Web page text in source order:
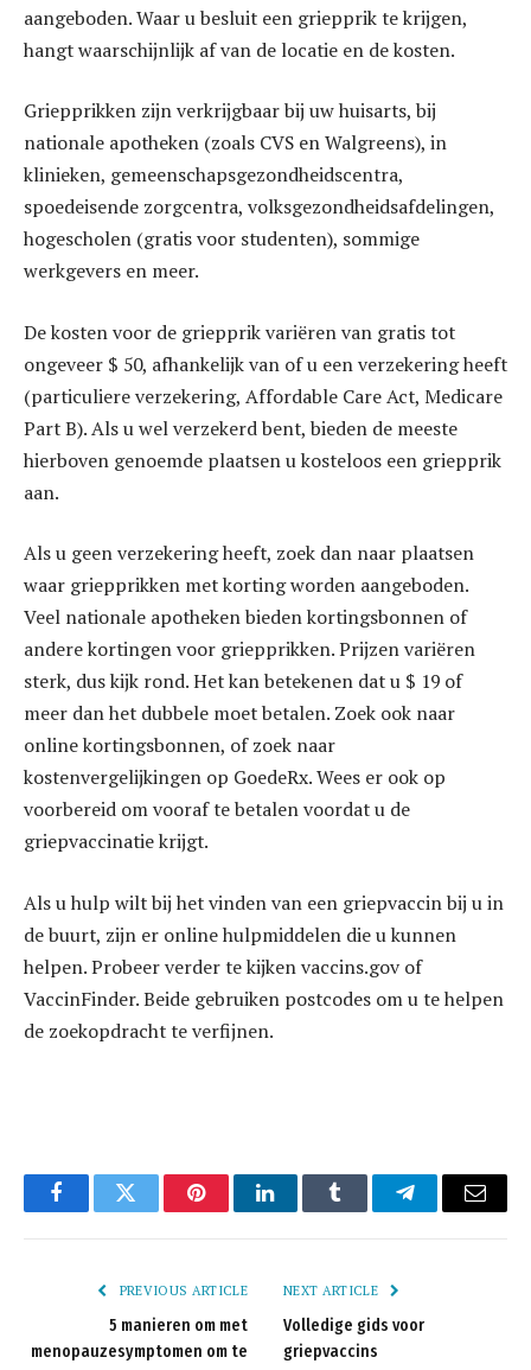
aangeboden. Waar u besluit een griepprik te krijgen,
hangt waarschijnlijk af van de locatie en de kosten.
Griepprikken zijn verkrijgbaar bij uw huisarts, bij
nationale apotheken (zoals CVS en Walgreens), in
klinieken, gemeenschapsgezondheidscentra,
spoedeisende zorgcentra, volksgezondheidsafdelingen,
hogescholen (gratis voor studenten), sommige
werkgevers en meer.
De kosten voor de griepprik variëren van gratis tot
ongeveer $ 50, afhankelijk van of u een verzekering heeft
(particuliere verzekering, Affordable Care Act, Medicare
Part B). Als u wel verzekerd bent, bieden de meeste
hierboven genoemde plaatsen u kosteloos een griepprik
aan.
Als u geen verzekering heeft, zoek dan naar plaatsen
waar griepprikken met korting worden aangeboden.
Veel nationale apotheken bieden kortingsbonnen of
andere kortingen voor griepprikken. Prijzen variëren
sterk, dus kijk rond. Het kan betekenen dat u $ 19 of
meer dan het dubbele moet betalen. Zoek ook naar
online kortingsbonnen, of zoek naar
kostenvergelijkingen op GoedeRx. Wees er ook op
voorbereid om vooraf te betalen voordat u de
griepvaccinatie krijgt.
Als u hulp wilt bij het vinden van een griepvaccin bij u in
de buurt, zijn er online hulpmiddelen die u kunnen
helpen. Probeer verder te kijken vaccins.gov of
VaccinFinder. Beide gebruiken postcodes om u te helpen
de zoekopdracht te verfijnen.
FacebookTwitter PinterestLinkedInTumblr TelegramEmail
PREVIOUS ARTICLE
5 manieren om met
menopauzesymptomen om te
NEXT ARTICLE
Volledige gids voor
griepvaccins